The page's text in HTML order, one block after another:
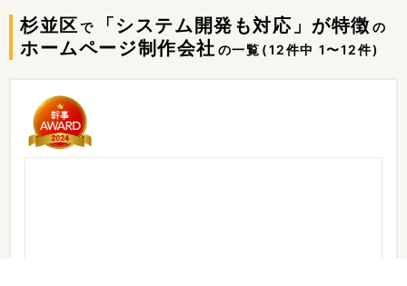
杉並区 で 「システム開発も対応」が特徴 の
ホームページ制作会社 の一覧 (12件中 1〜12件)